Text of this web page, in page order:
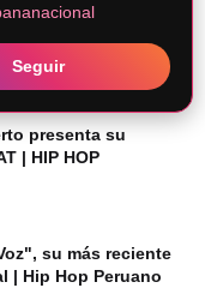
se celebra el Día
presenta su
| HIP HOP
su más reciente
| Hip Hop Peruano
Seguir